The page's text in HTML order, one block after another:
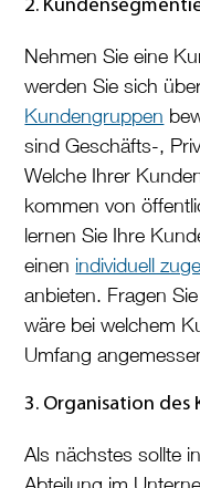
2.
Nehmen Sie eine
werden Sie sich
Kundengruppen
sind Geschäfts-,
Welche Ihrer
kommen von
lernen Sie Ihre
einen individuell
anbieten. Fragen
wäre bei welchem
Umfang
3. Organisation des
Als nächstes sollte